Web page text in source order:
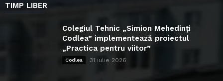
TIMP LIBER
Colegiul Tehnic „Simion Mehedinți
Codlea” implementează proiectul
„Practica pentru viitor”
Codlea 31 iulie 2026